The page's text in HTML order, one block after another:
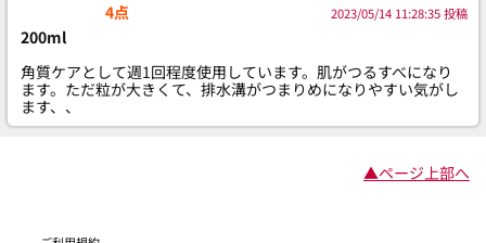
4点
2023/05/14 11:28:35 投稿
200ml
角質ケアとして週1回程度使用しています。肌がつるすべになり
ます。ただ粒が大きくて、排水溝がつまりめになりやすい気がし
ます、、
▲ページ上部へ